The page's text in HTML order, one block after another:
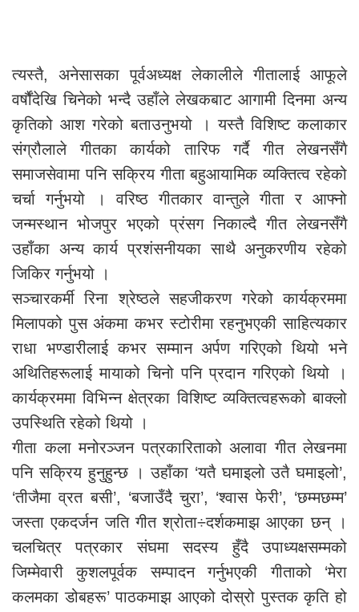
त्यस्तै, अनेसासका पूर्वअध्यक्ष लेकालीले गीतालाई आफूले
वर्षौंदेखि चिनेको भन्दै उहाँले लेखकबाट आगामी दिनमा अन्य
कृतिको आश गरेको बताउनुभयो । यस्तै विशिष्ट कलाकार
संग्रौलाले गीतका कार्यको तारिफ गर्दै गीत लेखनसँगै
समाजसेवामा पनि सक्रिय गीता बहुआयामिक व्यक्तित्व रहेको
चर्चा गर्नुभयो । वरिष्ठ गीतकार वान्तुले गीता र आफ्नो
जन्मस्थान भोजपुर भएको प्रंसग निकाल्दै गीत लेखनसँगै
उहाँका अन्य कार्य प्रशंसनीयका साथै अनुकरणीय रहेको
जिकिर गर्नुभयो ।
सञ्चारकर्मी रिना श्रेष्ठले सहजीकरण गरेको कार्यक्रममा
मिलापको पुस अंकमा कभर स्टोरीमा रहनुभएकी साहित्यकार
राधा भण्डारीलाई कभर सम्मान अर्पण गरिएको थियो भने
अथितिहरूलाई मायाको चिनो पनि प्रदान गरिएको थियो ।
कार्यक्रममा विभिन्न क्षेत्रका विशिष्ट व्यक्तित्वहरूको बाक्लो
उपस्थिति रहेको थियो ।
गीता कला मनोरञ्जन पत्रकारिताको अलावा गीत लेखनमा
पनि सक्रिय हुनुहुन्छ । उहाँका ‘यतै घमाइलो उतै घमाइलो’,
‘तीजैमा व्रत बसी’, ‘बजाउँदै चुरा’, ‘श्वास फेरी’, ‘छम्मछम्म’
जस्ता एकदर्जन जति गीत श्रोता÷दर्शकमाझ आएका छन् ।
चलचित्र पत्रकार संघमा सदस्य हुँदै उपाध्यक्षसम्मको
जिम्मेवारी कुशलपूर्वक सम्पादन गर्नुभएकी गीताको ‘मेरा
कलमका डोबहरू’ पाठकमाझ आएको दोस्रो पुस्तक कृति हो